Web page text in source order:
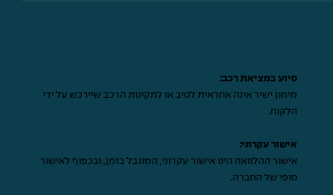
סיוע במציאת רכב:
מימון ישיר אינה אחראית לטיב או לתקינות הרכב שיירכש על ידי
הלקוח.
אישור עקרוני:
אישור ההלוואה הינו אישור עקרוני, המוגבל בזמן, ובכפוף לאישור
סופי של החברה.